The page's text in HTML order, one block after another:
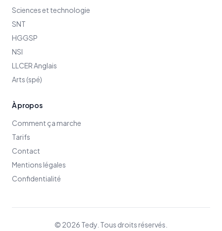
Sciences et technologie
SNT
HGGSP
NSI
LLCER Anglais
Arts (spé)
À propos
Comment ça marche
Tarifs
Contact
Mentions légales
Confidentialité
© 2026 Tedy. Tous droits réservés.